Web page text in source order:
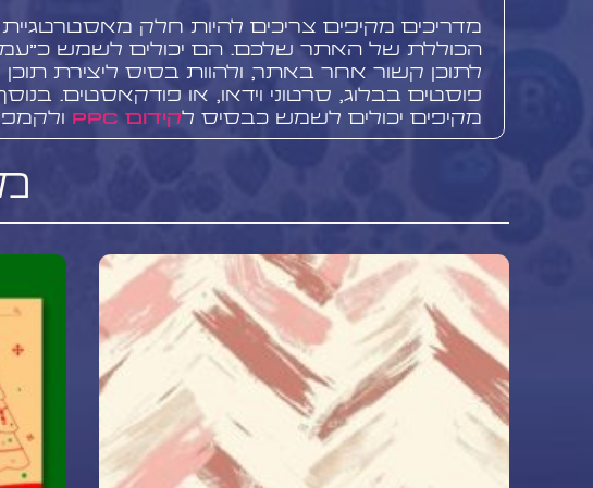
מדריכים מקיפים צריכים להיות חלק מאסטרטגיית
הכוללת של האתר שלכם. הם יכולים לשמש
לתוכן קשור אחר באתר, ולהוות בסיס ליצירת תוכן
פוסטים בבלוג, סרטוני וידאו, או פודקאסטים.
מקיפים יכולים לשמש כבסיס לקידום PPC
שיווק בפייסבוק, מה שמאפשר לכם למקסם את
התמודדות עם אתגרים בכתיבת
יצירת מדריך מקיף איכותי יכולה להיות משימה
אחד האתגרים העיקריים הוא שמירה על איזון בין
המידע לבין נגישותו לקהל רחב. חשוב לכתוב
ומובנת, גם כאשר מתמודדים עם נושאים
נוסף הוא השמירה על עדכניות המדריך לאורך זמן,
בתחומים שמשתנים במהירות. התמודדות
אתגרים אלה דורשת תכנון קפדני, מחקר מעמיק,
לעדכון ושיפור מתמיד של התוכן.
שירותי בוסט מדיה ליצירת מדריכים